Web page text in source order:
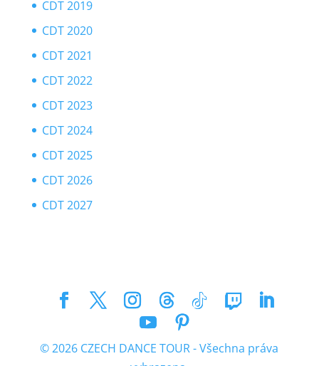
CDT 2019
CDT 2020
CDT 2021
CDT 2022
CDT 2023
CDT 2024
CDT 2025
CDT 2026
CDT 2027
© 2026 CZECH DANCE TOUR - Všechna práva